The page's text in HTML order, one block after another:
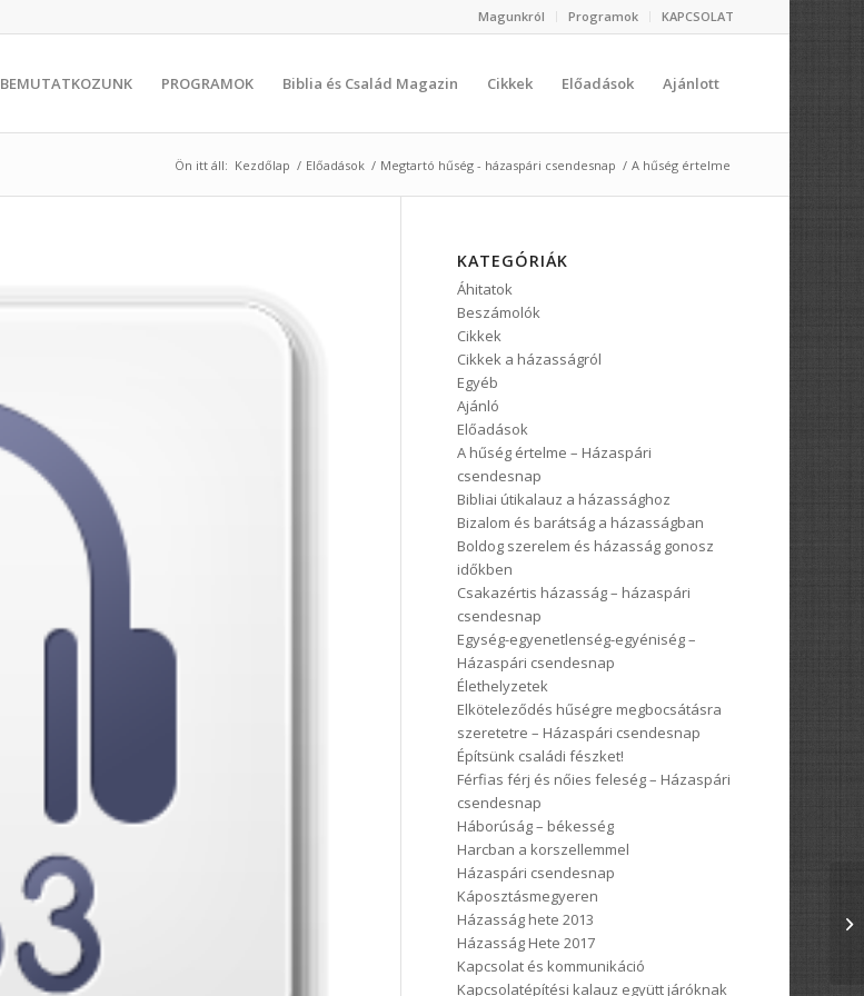
Magunkról Programok KAPCSOLAT
BEMUTATKOZUNK PROGRAMOK Biblia és Család Magazin Cikkek Előadások Ajánlott
Ön itt áll: Kezdőlap / Előadások / Megtartó hűség - házaspári csendesnap / A hűség értelme
KATEGÓRIÁK
Áhitatok
Beszámolók
Cikkek
Cikkek a házasságról
Egyéb
Ajánló
Előadások
A hűség értelme – Házaspári
csendesnap
Bibliai útikalauz a házassághoz
Bizalom és barátság a házasságban
Boldog szerelem és házasság gonosz
időkben
Csakazértis házasság – házaspári
csendesnap
Egység-egyenetlenség-egyéniség –
Házaspári csendesnap
Élethelyzetek
Elköteleződés hűségre megbocsátásra
szeretetre – Házaspári csendesnap
Építsünk családi fészket!
Férfias férj és nőies feleség – Házaspári
csendesnap
Háborúság – békesség
Harcban a korszellemmel
Házaspári csendesnap
Káposztásmegyeren
Házasság hete 2013
Házasság Hete 2017
Kapcsolat és kommunikáció
Kapcsolatépítési kalauz együtt járóknak